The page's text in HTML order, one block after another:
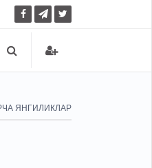
ЯНГИЛИКЛАР